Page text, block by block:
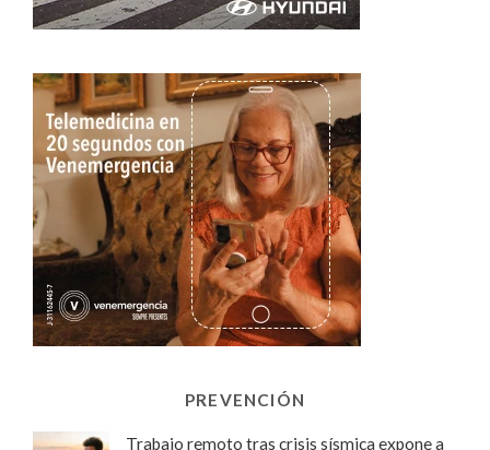
PREVENCIÓN
Trabajo remoto tras crisis sísmica expone a